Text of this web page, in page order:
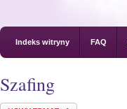
Indeks witryny FAQ
Szafing
Nowy temat